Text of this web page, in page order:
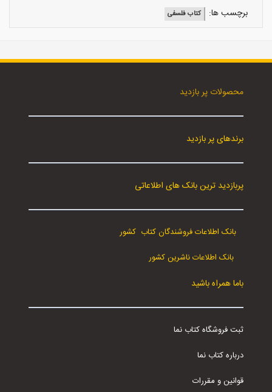
برچسب ها: کتاب فلسفی
محصولات پر بازدید
برندهای پر بازدید
پربازدید ترین بانک های اطلاعاتی
بانک اطلاعات فروشندگان کتاب کشور
بانک اطلاعات ناشرین کشور
باما همراه باشید
ثبت فروشگاه کتاب نما
درباره کتاب نما
قوانین و مقررات